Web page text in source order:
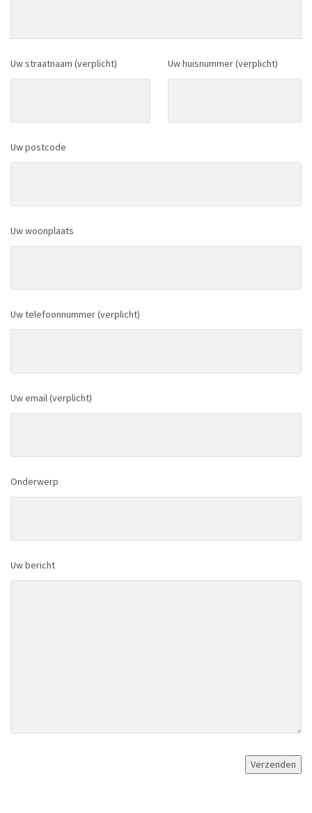
Uw straatnaam (verplicht) Uw huisnummer (verplicht)
Uw postcode
Uw woonplaats
Uw telefoonnummer (verplicht)
Uw email (verplicht)
Onderwerp
Uw bericht